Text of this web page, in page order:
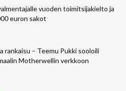
vuoden toimitsijakielto ja
euron sakot
rankaisu – Teemu Pukki sooloili
Motherwellin verkkoon